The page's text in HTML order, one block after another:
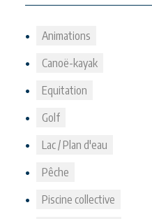
Animations
Canoë-kayak
Equitation
Golf
Lac / Plan d'eau
Pêche
Piscine collective